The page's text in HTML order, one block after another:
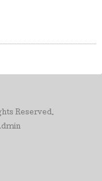
Reserved.